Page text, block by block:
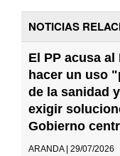
NOTICIAS
El PP acusa al
hacer un uso
de la sanidad
exigir
Gobierno
ARANDA | 29/07/2026